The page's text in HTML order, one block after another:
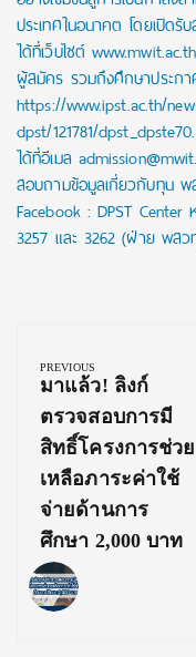
ประเทศในอนาคต โดยเปิด
ได้ที่เว็บไซต์
ผู้สมัคร รวมถึงศึกษาประกา
https://www.ipst.ac.th/
dpst/121781/
ได้ที่อีเมล
สอบถามข้อมูลเกี่ยวกับทุน พ
Facebook : DPST
3257 และ 3262 (ฝ่าย พสว
navigation
PREVIOUS
Previous
Post:
มาแล้ว! ลิงก์
ตรวจสอบการมี
สิทธิ์โครงการช่วย
เหลือภาระค่าใช้
จ่ายด้านการ
ศึกษา 2,000 บาท